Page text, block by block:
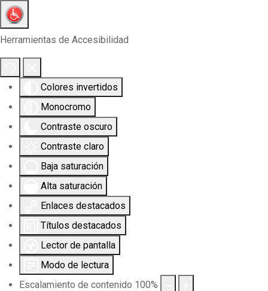
Herramientas de Accesibilidad
Colores invertidos
Monocromo
Contraste oscuro
Contraste claro
Baja saturación
Alta saturación
Enlaces destacados
Títulos destacados
Lector de pantalla
Modo de lectura
Escalamiento de contenido 100%